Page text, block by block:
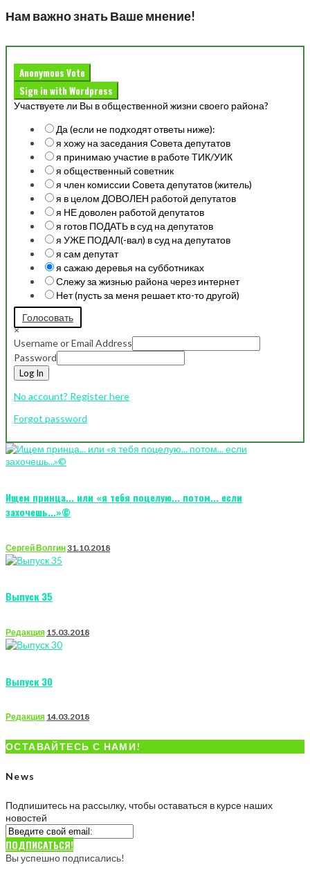
Нам важно знать Ваше мнение!
Anonymous Vote
Sign in with Wordpress
Участвуете ли Вы в общественной жизни своего района?
Да (если не подходят ответы ниже):
я хожу на заседания Совета депутатов
я принимаю участие в работе ТИК/УИК
я общественный советник
я член комиссии Совета депутатов (житель)
я в целом ДОВОЛЕН работой депутатов
я НЕ доволен работой депутатов
я готов ПОДАТЬ в суд на депутатов
я УЖЕ ПОДАЛ(-вал) в суд на депутатов
я сам депутат
я сажаю деревья на субботниках
Слежу за жизнью района через интернет
Нет (пусть за меня решает кто-то другой)
Голосовать
×
Username or Email Address
Password
Log In
No account? Register here
Forgot password
Ищем принца... или «я тебя поцелую... потом... если
захочешь...»©
Сергей Волгин31.10.2018
Выпуск 35
Редакция 15.03.2018
Выпуск 30
Редакция 14.03.2018
ОСТАВАЙТЕСЬ С НАМИ!
News
Подпишитесь на рассылку, чтобы оставаться в курсе наших
новостей
ПОДПИСАТЬСЯ!
Вы успешно подписались!